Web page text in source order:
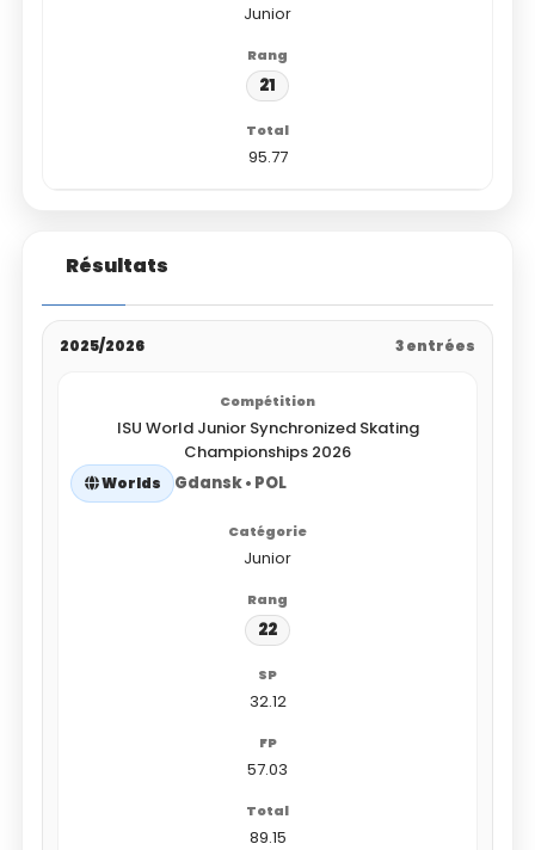
Junior
21
95.77
Résultats
2025/2026 3 entrées
ISU World Junior Synchronized Skating
Championships 2026
Worlds Gdansk • POL
Junior
22
32.12
57.03
89.15